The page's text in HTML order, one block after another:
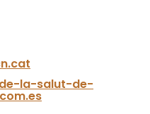
la-salut-de-